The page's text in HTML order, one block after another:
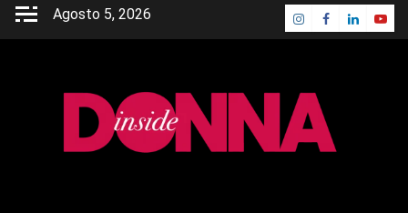
Skip
Agosto 5, 2026 Instagram
Facebook
Linkedin